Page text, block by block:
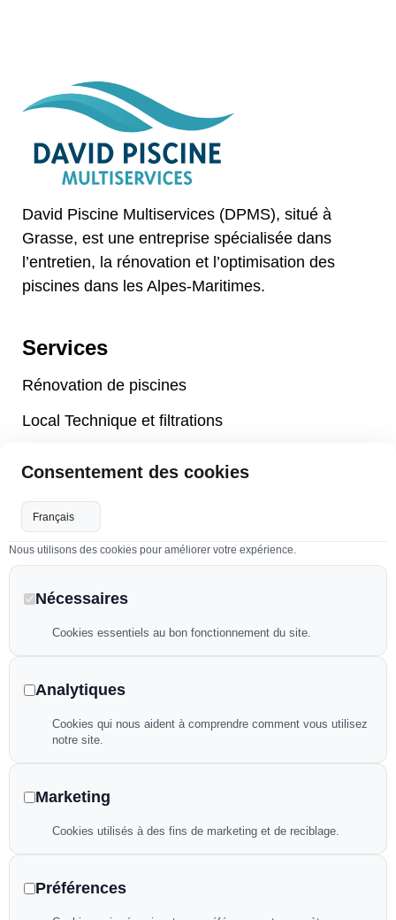
David Piscine Multiservices (DPMS), situé à
Grasse, est une entreprise spécialisée dans
l’entretien, la rénovation et l’optimisation des
piscines dans les Alpes-Maritimes.
Services
Rénovation de piscines
Local Technique et filtrations
Accessoires piscines
Volets de piscines
Politique de confidentialité
Flux RSS
Consentement des cookies
Nous utilisons des cookies pour améliorer votre expérience.
Nécessaires
Cookies essentiels au bon fonctionnement du site.
Analytiques
Cookies qui nous aident à comprendre comment vous utilisez
notre site.
Marketing
Cookies utilisés à des fins de marketing et de reciblage.
Préférences